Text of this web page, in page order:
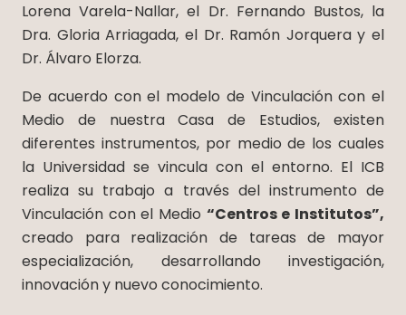
Lorena Varela-Nallar, el Dr. Fernando Bustos, la
Dra. Gloria Arriagada, el Dr. Ramón Jorquera y el
Dr. Álvaro Elorza.
De acuerdo con el modelo de Vinculación con el
Medio de nuestra Casa de Estudios, existen
diferentes instrumentos, por medio de los cuales
la Universidad se vincula con el entorno. El ICB
realiza su trabajo a través del instrumento de
Vinculación con el Medio “Centros e Institutos”,
creado para realización de tareas de mayor
especialización, desarrollando investigación,
innovación y nuevo conocimiento.